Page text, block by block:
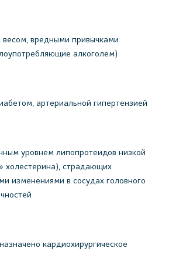
вредными привычками
алкоголем)
артериальной гипертензией
уровнем липопротеидов низкой
холестерина), страдающих
изменениями в сосудах головного
кардиохирургическое